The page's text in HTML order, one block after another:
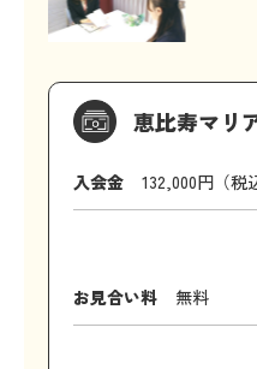
恵比寿マリ
入会金 132,000円（税
お見合い料 無料